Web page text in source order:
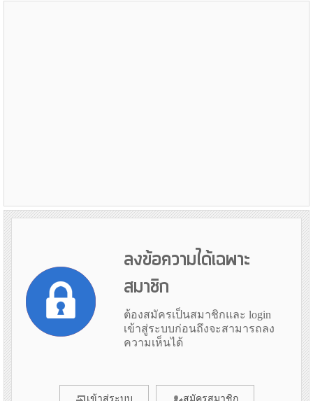
ลงข้อความได้เฉพาะ
สมาชิก
ต้องสมัครเป็นสมาชิกและ login
เข้าสู่ระบบก่อนถึงจะสามารถลง
ความเห็นได้
เข้าสู่ระบบ สมัครสมาชิก